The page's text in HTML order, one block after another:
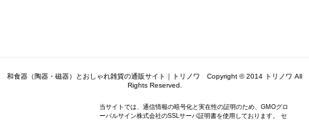
和食器（陶器・磁器）とおしゃれ雑貨の通販サイト｜トリノワ Copyright © 2014 トリノワ All
Rights Reserved.
当サイトでは、通信情報の暗号化と実在性の証明のため、GMOグロ
ーバルサイン株式会社のSSLサーバ証明書を使用しております。 セ